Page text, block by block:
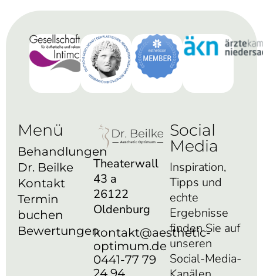
Menü
Behandlungen
Dr. Beilke
Kontakt
Termin
buchen
Bewertungen
Theaterwall
43 a
26122
Oldenburg
kontakt@aesthetic-
optimum.de
0441-77 79
24 94
Social
Media
Inspiration,
Tipps und
echte
Ergebnisse
finden Sie auf
unseren
Social-Media-